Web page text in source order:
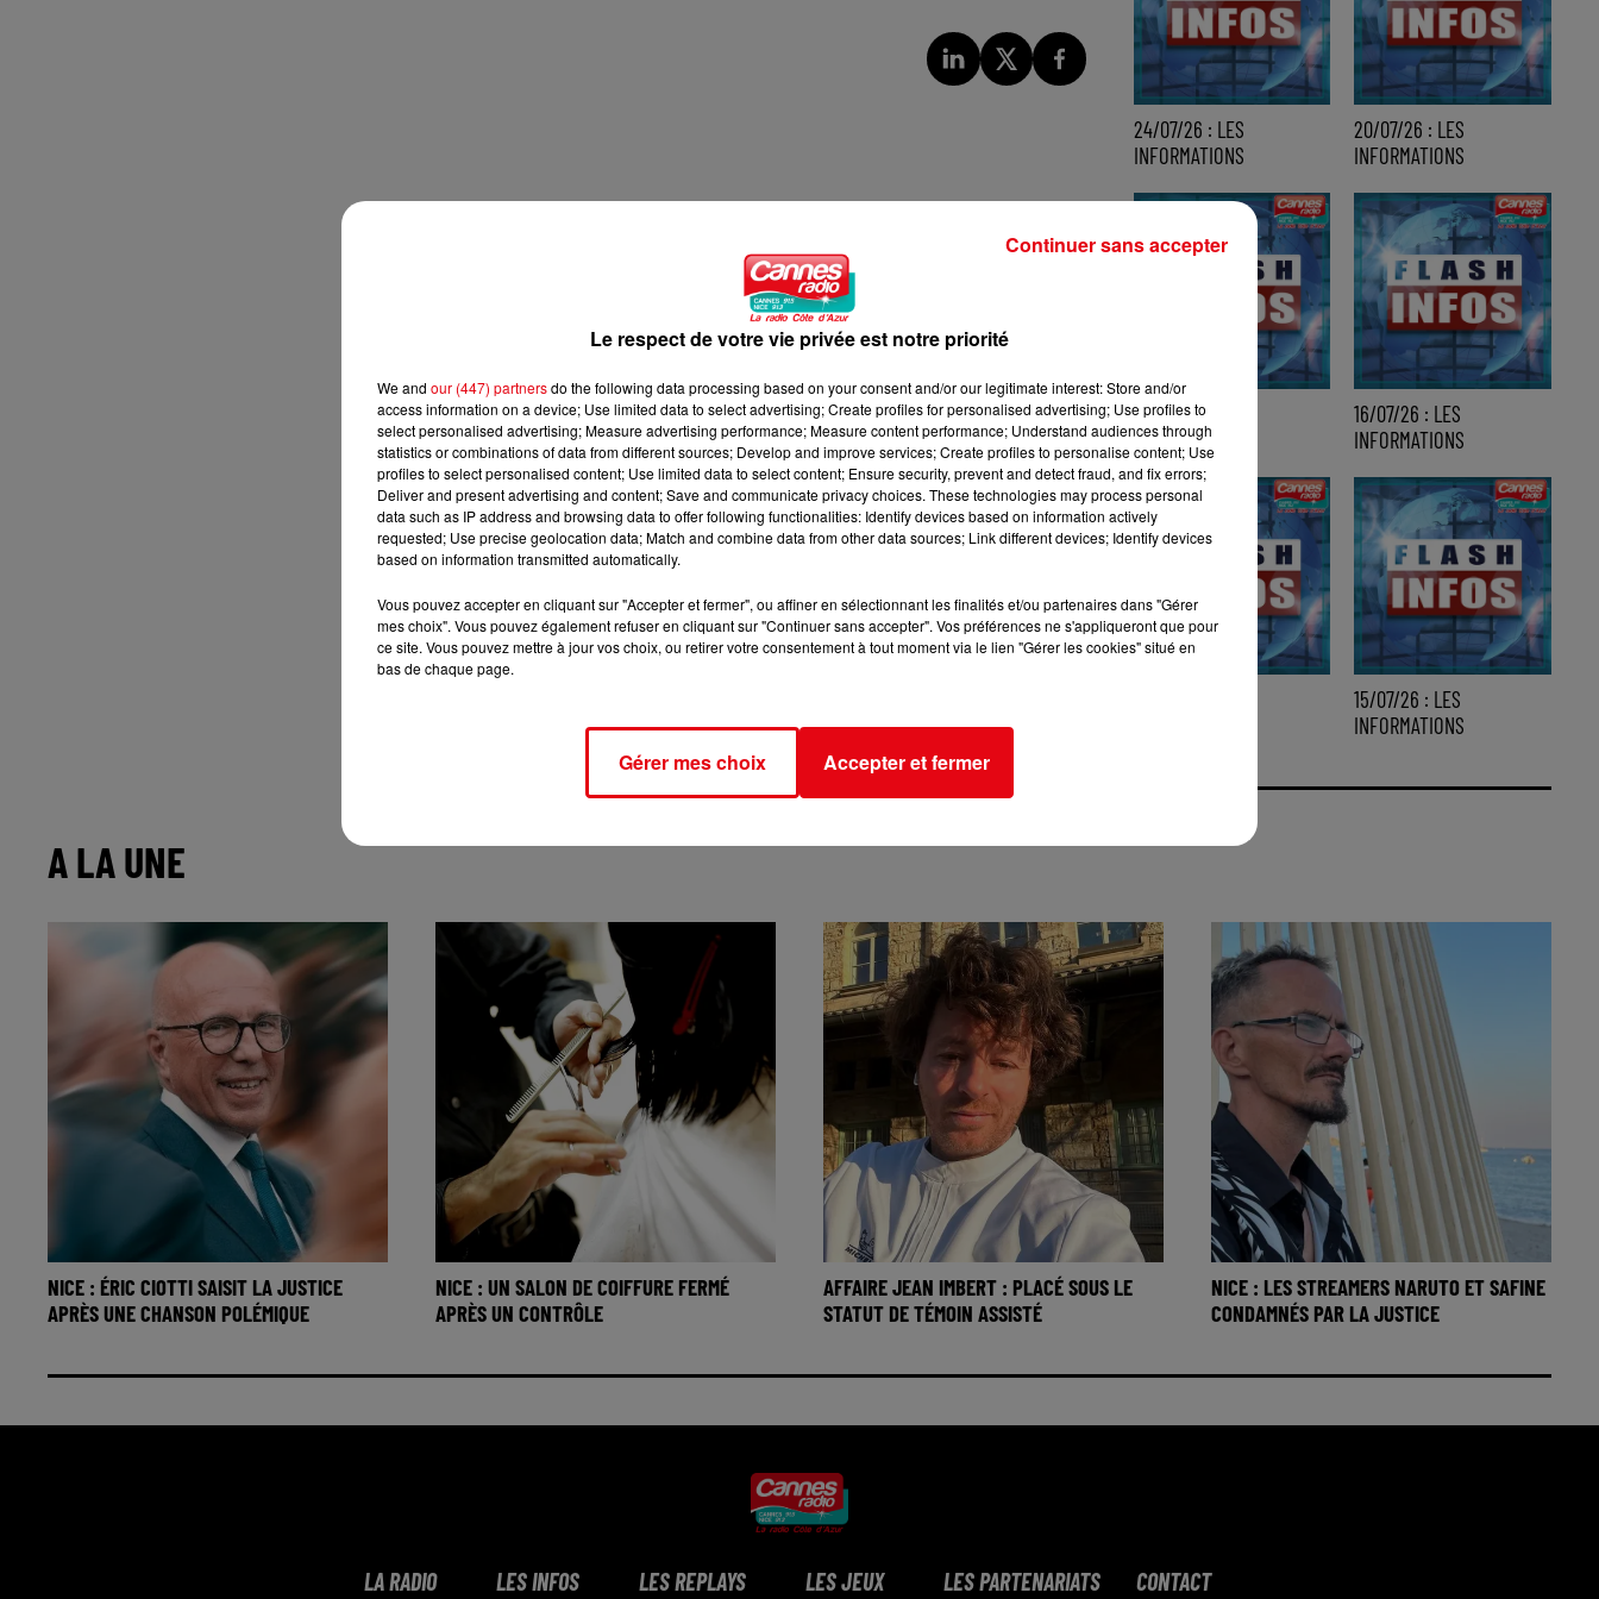
24/07/26 : LES
INFORMATIONS
20/07/26 : LES
INFORMATIONS
17/07/26 : LES
INFORMATIONS
16/07/26 : LES
INFORMATIONS
15/07/26 : LES
INFORMATIONS
A LA UNE
NICE : ÉRIC CIOTTI SAISIT LA JUSTICE
APRÈS UNE CHANSON POLÉMIQUE
NICE : UN SALON DE COIFFURE FERMÉ
APRÈS UN CONTRÔLE
AFFAIRE JEAN IMBERT : PLACÉ SOUS LE
STATUT DE TÉMOIN ASSISTÉ
NICE : LES STREAMERS NARUTO ET SAFINE
CONDAMNÉS PAR LA JUSTICE
LA RADIO LES INFOS LES REPLAYS LES JEUX LES PARTENARIATS CONTACT
Le respect de votre vie privée est notre priorité
We and our (447) partnersdo the following data processing based on your consent and/or our legitimate interest: Store and/or
access information on a device; Use limited data to select advertising; Create profiles for personalised advertising; Use profiles to
select personalised advertising; Measure advertising performance; Measure content performance; Understand audiences through
statistics or combinations of data from different sources; Develop and improve services; Create profiles to personalise content; Use
profiles to select personalised content; Use limited data to select content; Ensure security, prevent and detect fraud, and fix errors;
Deliver and present advertising and content; Save and communicate privacy choices. These technologies may process personal
data such as IP address and browsing data to offer following functionalities: Identify devices based on information actively
requested; Use precise geolocation data; Match and combine data from other data sources; Link different devices; Identify devices
based on information transmitted automatically.
Vous pouvez accepter en cliquant sur "Accepter et fermer", ou affiner en sélectionnant les finalités et/ou partenaires dans "Gérer
mes choix". Vous pouvez également refuser en cliquant sur "Continuer sans accepter". Vos préférences ne s'appliqueront que pour
ce site. Vous pouvez mettre à jour vos choix, ou retirer votre consentement à tout moment via le lien "Gérer les cookies" situé en
bas de chaque page.
Gérer mes choix Accepter et fermer
Continuer sans accepter